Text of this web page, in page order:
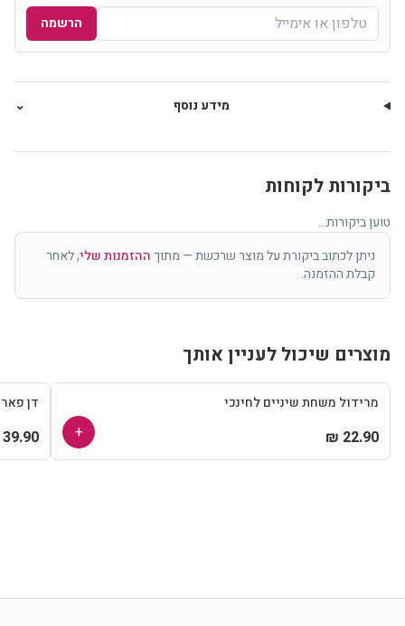
הרשמה
מידע נוסף ⌄
ביקורות לקוחות
טוען ביקורות...
ניתן לכתוב ביקורת על מוצר שרכשת — מתוךההזמנות שלי, לאחר
קבלת ההזמנה.
מוצרים שיכול לעניין אותך
מרידול משחת שיניים לחינכי
22.90 ₪
+
דן
39.90 ₪